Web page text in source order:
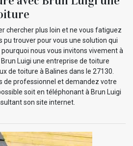
chercher plus loin et ne vous fatiguez
pu trouver pour vous une solution qui
pourquoi nous vous invitons vivement à
Luigi une entreprise de toiture
de toiture à Balines dans le 27130.
de professionnel et demandez votre
soit en téléphonant à Brun Luigi
son site internet.